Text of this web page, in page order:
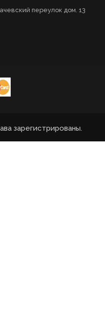
переулок дом. 13
зарегистрированы.